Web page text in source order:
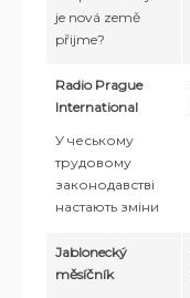
je nová země
přijme?
Radio Prague
International
У чеському
трудовому
законодавстві
настають зміни
Jablonecký
měsíčník